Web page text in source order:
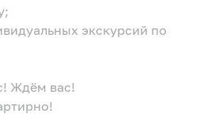
экскурсий по
Ждём вас!